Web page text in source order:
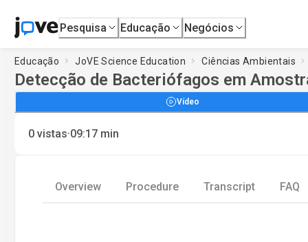
Pesquisa Educação Negócios
Educação JoVE Science Education Ciências Ambientais
Detecção de Bacteriófagos em
Vídeo
0 vistas·09:17 min
Overview Procedure Transcript FAQ